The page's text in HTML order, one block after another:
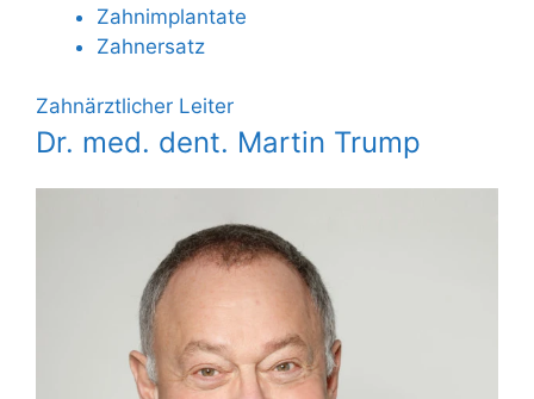
Zahnimplantate
Zahnersatz
Zahnärztlicher Leiter
Dr. med. dent. Martin Trump